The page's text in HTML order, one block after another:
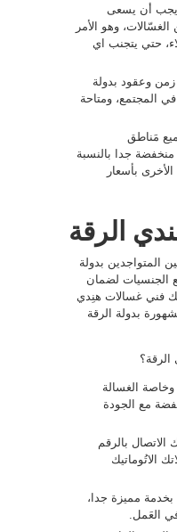
يجب أن يسعى
وهو الأمر
حتي يتجنب اي
وعقود بدولة
المجتمع، ومتاحة
مَناطق
منخفضة جدا بالنسبة
بأسعار
الرقة
المتواجدين بدولة
الجنسيات لضمان
فني غسالات هنِدي
بدولة الرقة
الغسالة
مع الجودة
بالرقم
الاتُوماتيك
مميزة جدا،
العَمل.